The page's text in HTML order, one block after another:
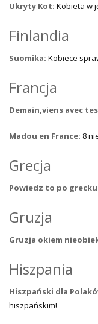
Ukryty Kot: Kobieta w
Finlandia
Suomika: Kobiece
Francja
Demain,viens avec
Madou en France: 8
Grecja
Powiedz to po
Gruzja
Gruzja okiem
Hiszpania
Hiszpański dla
hiszpańskim!